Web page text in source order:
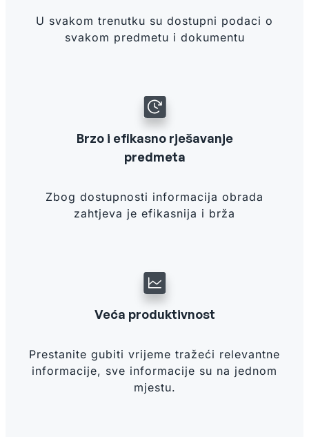
U svakom trenutku su dostupni podaci o
svakom predmetu i dokumentu
Brzo i efikasno rješavanje
predmeta
Zbog dostupnosti informacija obrada
zahtjeva je efikasnija i brža
Veća produktivnost
Prestanite gubiti vrijeme tražeći relevantne
informacije, sve informacije su na jednom
mjestu.